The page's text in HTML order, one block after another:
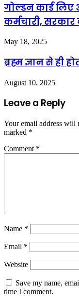
गोल्डन कार्ड
कर्मचारी, सरकार
May 18, 2025
ब्रह्म ज्ञान से ही
August 10, 2025
Leave a Reply
Your email address will
marked *
Comment *
Name *
Email *
Website
Save my name,
time I comment.